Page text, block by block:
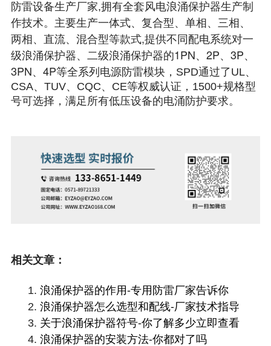
防雷设备生产厂家,拥有全套风电浪涌保护器生产制
作技术。主要生产一体式、复合型、单相、三相、
两相、直流、混合型等款式,提供不同配电系统对一
级浪涌保护器、二级浪涌保护器的1PN、2P、3P、
3PN、4P等全系列电源防雷模块，SPD通过了UL、
CSA、TUV、CQC、CE等权威认证，1500+规格型
号可选择，满足所有低压设备的电涌防护要求。
相关文章：
1. 浪涌保护器的作用-专用防雷厂家告诉你
2. 浪涌保护器怎么选型和配线-厂家技术指导
3. 关于浪涌保护器符号-你了解多少立即查看
4. 浪涌保护器的安装方法-你都对了吗